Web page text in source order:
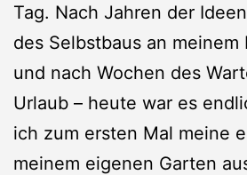
Tag. Nach Jahren der
des Selbstbaus an meinem
und nach Wochen des
Urlaub – heute war es
ich zum ersten Mal meine
meinem eigenen Garten